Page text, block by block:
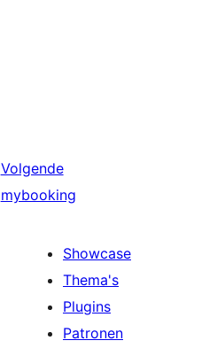
Volgende
mybooking
Showcase
Thema's
Plugins
Patronen